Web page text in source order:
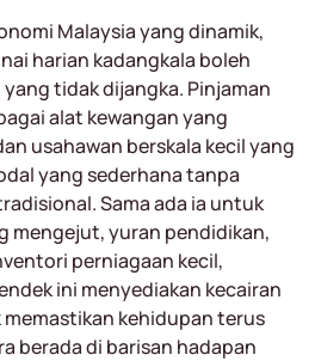
Malaysia yang dinamik,
harian kadangkala boleh
tidak dijangka. Pinjaman
alat kewangan yang
usahawan berskala kecil yang
yang sederhana tanpa
Sama ada ia untuk
mengejut, yuran pendidikan,
perniagaan kecil,
ini menyediakan kecairan
kehidupan terus
berada di barisan hadapan